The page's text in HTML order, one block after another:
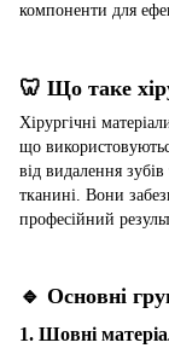
компоненти для
🦷 Що таке
Хірургічні
що
від видалення зубів
тканині. Вони
професійний
🔹 Основні
1. Шовні